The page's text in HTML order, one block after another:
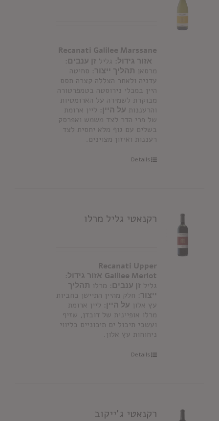
Recanati Galilee Marssane
אזור גידול: גליל זן ענבים:
מרסאן תהליך ייצור: סחיטה
עדניה ולאחר הצללה קצרה תסס
היין במכלי נירוסטה בטמפרטורה
מבוקרת לשמירה על הארומטיות
והרעננות על היין: ליין ארומת
של פרי הדר לצד משמש ואפרסק
בשלים עם גוף מלא יחסית לצד
רעננות ואיזון מצוינים.
Details
רקנאטי גליל מרלו
Recanati Upper
Galilee Merlot אזור גידול:
גליל זן ענבים: מרלו תהליך
ייצור: חלק מהיין התיישן בחביות
עץ אלון על היין: ליין ארומת
מרלו אופיינית של דובדן, שזיף
ועשבי תיבול ים תיכוניים בליווי
ניחוחות עץ אלון.
Details
רקנאטי ג'ייקוב